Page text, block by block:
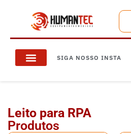
SIGA NOSSO INSTA
Leito para RPA
Produtos